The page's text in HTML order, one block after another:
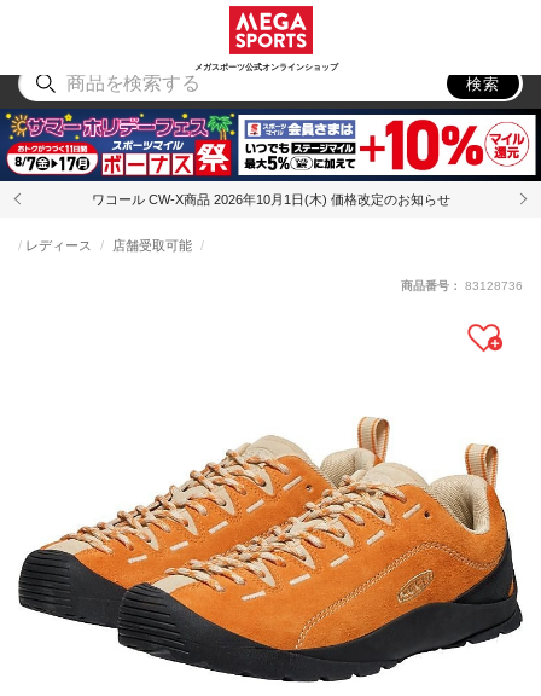
メガスポーツ公式オンラインショップ
アウトドア
検索
ワコール CW-X商品 2026年10月1日(木) 価格改定のお知らせ
レディース 店舗受取可能
商品番号： 83128736